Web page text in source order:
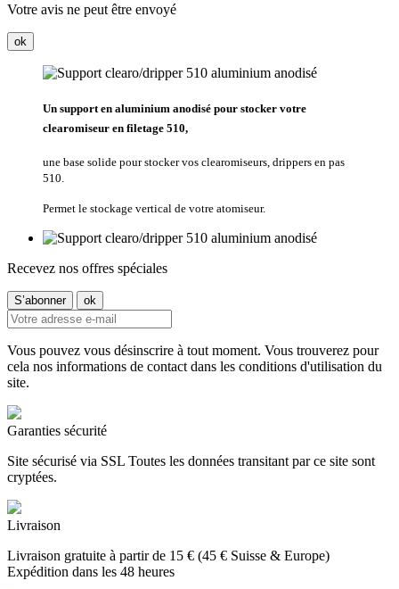
Votre avis ne peut être envoyé
ok
Un support en aluminium anodisé pour stocker votre
clearomiseur en filetage 510,
une base solide pour stocker vos clearomiseurs, drippers en pas
510.
Permet le stockage vertical de votre atomiseur.
Recevez nos offres spéciales
Vous pouvez vous désinscrire à tout moment. Vous trouverez pour
cela nos informations de contact dans les conditions d'utilisation du
site.
Garanties sécurité
Site sécurisé via SSL Toutes les données transitant par ce site sont
cryptées.
Livraison
Livraison gratuite à partir de 15 € (45 € Suisse & Europe)
Expédition dans les 48 heures